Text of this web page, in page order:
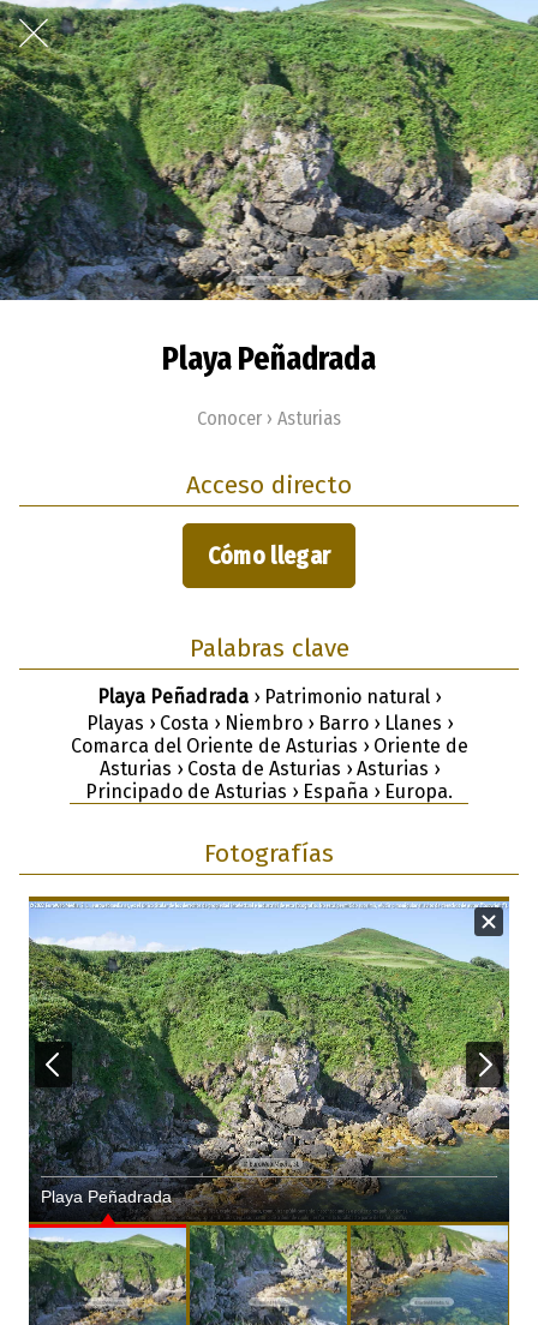
Playa Peñadrada
Conocer › Asturias
Acceso directo
Cómo llegar
Palabras clave
Playa Peñadrada › Patrimonio natural ›
Playas › Costa › Niembro › Barro › Llanes ›
Comarca del Oriente de Asturias › Oriente de
Asturias › Costa de Asturias › Asturias ›
Principado de Asturias › España › Europa.
Fotografías